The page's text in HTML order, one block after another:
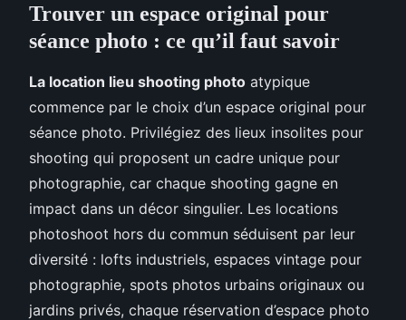
Trouver un espace original pour
séance photo : ce qu’il faut savoir
La location lieu shooting photo atypique
commence par le choix d’un espace original pour
séance photo. Privilégiez des lieux insolites pour
shooting qui proposent un cadre unique pour
photographie, car chaque shooting gagne en
impact dans un décor singulier. Les locations
photoshoot hors du commun séduisent par leur
diversité : lofts industriels, espaces vintage pour
photographie, spots photos urbains originaux ou
jardins privés, chaque réservation d’espace photo